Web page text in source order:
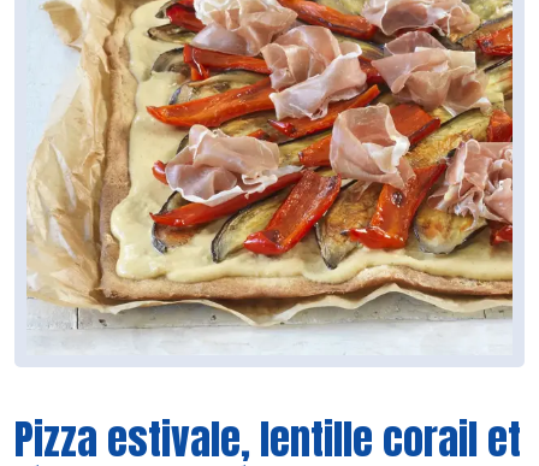
Pizza estivale, lentille corail et